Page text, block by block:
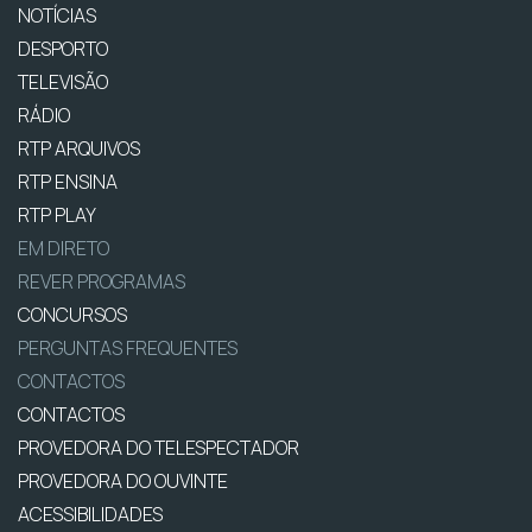
NOTÍCIAS
DESPORTO
TELEVISÃO
RÁDIO
RTP ARQUIVOS
RTP ENSINA
RTP PLAY
EM DIRETO
REVER PROGRAMAS
CONCURSOS
PERGUNTAS FREQUENTES
CONTACTOS
CONTACTOS
PROVEDORA DO TELESPECTADOR
PROVEDORA DO OUVINTE
ACESSIBILIDADES